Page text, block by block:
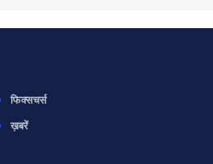
फिक्सचर्स
ख़बरें